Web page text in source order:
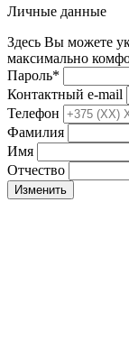
Личные данные
Здесь Вы можете
максимально
Пароль*
Контактный e-mail
Телефон
Фамилия
Имя
Отчество
Изменить